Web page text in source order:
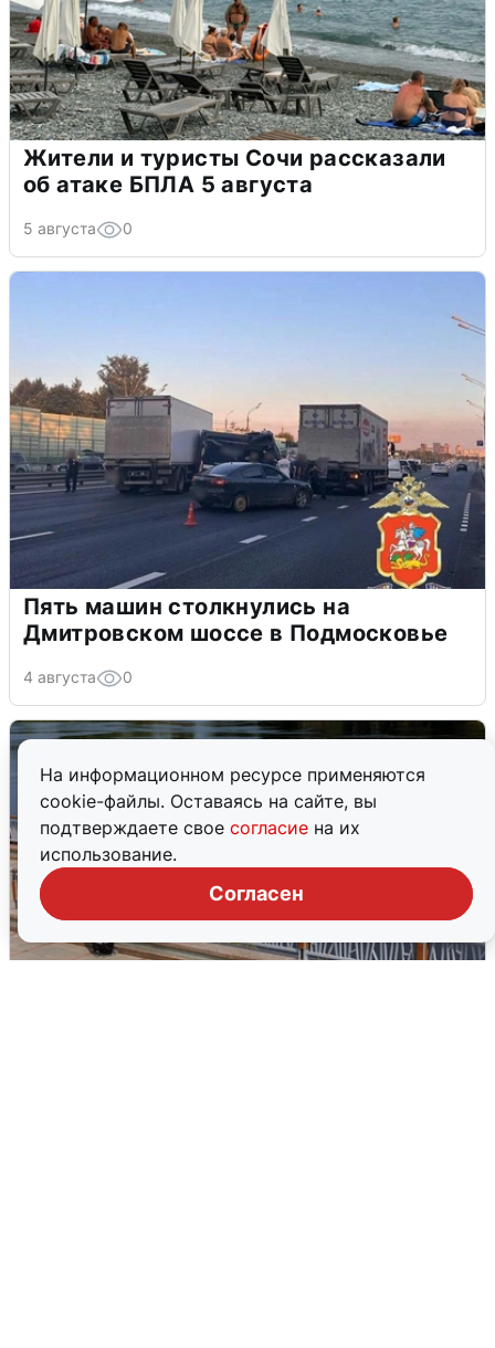
На информационном ресурсе применяются
cookie-файлы. Оставаясь на сайте, вы
подтверждаете свое согласие на их
использование.
Согласен
Жители и туристы Сочи рассказали
об атаке БПЛА 5 августа
5 августа 0
Пять машин столкнулись на
Дмитровском шоссе в Подмосковье
4 августа 0